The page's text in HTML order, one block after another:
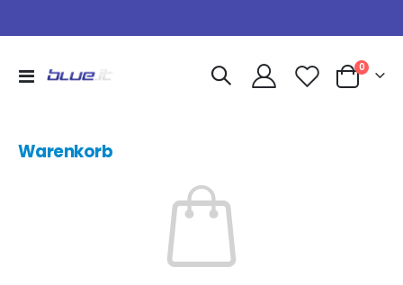
Navigation
Warenkorb
0Artikel
Warenkorb